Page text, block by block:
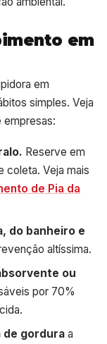
em
em
simples. Veja
empresas:
Reserve em
coleta. Veja mais
de Pia da
do banheiro e
altíssima.
ou
por 70%
de gordura a